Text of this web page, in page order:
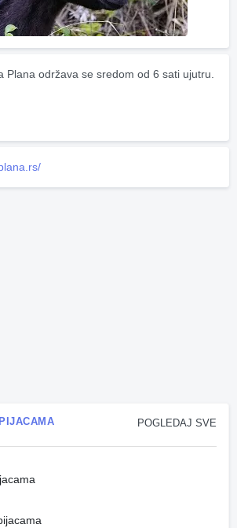
Plana održava se sredom od 6 sati ujutru.
POGLEDAJ SVE